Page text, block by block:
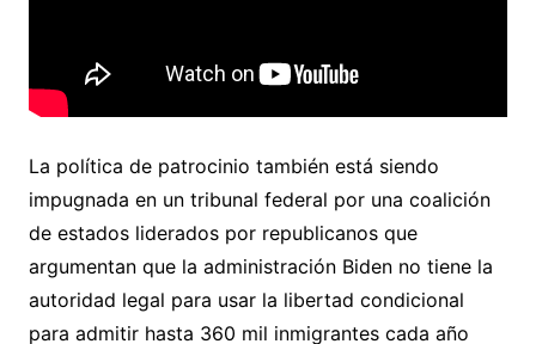
La política de patrocinio también está siendo
impugnada en un tribunal federal por una coalición
de estados liderados por republicanos que
argumentan que la administración Biden no tiene la
autoridad legal para usar la libertad condicional
para admitir hasta 360 mil inmigrantes cada año